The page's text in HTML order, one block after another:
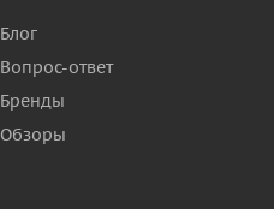
Блог
Вопрос-ответ
Бренды
Обзоры